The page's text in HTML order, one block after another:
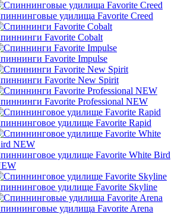
удилища Favorite Creed
Favorite Cobalt
Favorite Impulse
Favorite New Spirit
Favorite Professional NEW
удилище Favorite Rapid
удилище Favorite White Bird
удилище Favorite Skyline
удилища Favorite Arena